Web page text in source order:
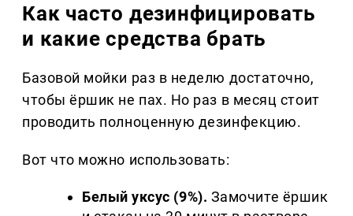
Как часто дезинфицировать
и какие средства брать
Базовой мойки раз в неделю достаточно,
чтобы ёршик не пах. Но раз в месяц стоит
проводить полноценную дезинфекцию.
Вот что можно использовать:
Белый уксус (9%). Замочите ёршик